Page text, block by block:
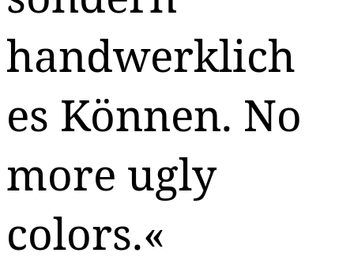
handwerklich
es Können. No
more ugly
colors.